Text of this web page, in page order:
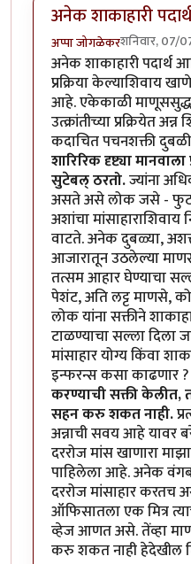
अनेक शाकाहारी
अप्पा जोगळेकरशनिवार, 07/
अनेक शाकाहारी पदार्थ
प्रक्रिया केल्याशिवाय
आहे. एकेकाळी
उत्क्रांतीच्या प्रक्रियेत
कदाचित पचनशक्ती
शारिरिक दृष्ट्या
सुटेबल् ठरतो.ज्यांना
असते असे लोक जसे -
अशांचा मांसाहाराशिवाय
वाटते. अनेक दुबळ्या,
आजारातून उठलेल्या
तत्सम आहार घेण्याचा
पेशंट, अति लट्ट माणसे,
लोक यांना सक्तीने
टाळण्याचा सल्ला दिला
मांसाहार योग्य किंवा
इन्फरन्स कसा काढणार ?
करण्याची सक्ती केलीत,
सहन करु शकत नाही.
अन्नाची सवय आहे यावर
दररोज मांस खाणारा
पाहिलेला आहे. अनेक
दररोज मांसाहार करतच
ऑफिसातला एक मित्र
व्हेज आणत असे. तेंव्हा
करु शकत नाही हेदेखील